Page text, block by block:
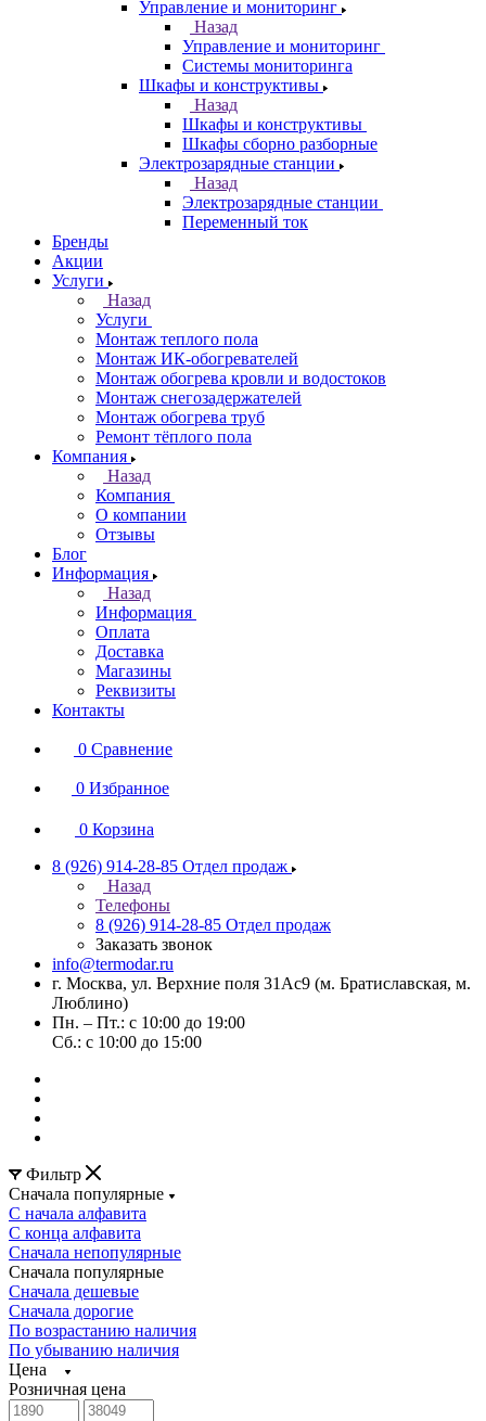
Управление и мониторинг
Назад
Управление и мониторинг
Системы мониторинга
Шкафы и конструктивы
Назад
Шкафы и конструктивы
Шкафы сборно разборные
Электрозарядные станции
Назад
Электрозарядные станции
Переменный ток
Бренды
Акции
Услуги
Назад
Услуги
Монтаж теплого пола
Монтаж ИК-обогревателей
Монтаж обогрева кровли и водостоков
Монтаж снегозадержателей
Монтаж обогрева труб
Ремонт тёплого пола
Компания
Назад
Компания
О компании
Отзывы
Блог
Информация
Назад
Информация
Оплата
Доставка
Магазины
Реквизиты
Контакты
0 Сравнение
0 Избранное
0 Корзина
8 (926) 914-28-85 Отдел продаж
Назад
Телефоны
8 (926) 914-28-85 Отдел продаж
Заказать звонок
info@termodar.ru
г. Москва, ул. Верхние поля 31Ас9 (м. Братиславская, м.
Люблино)
Пн. – Пт.: с 10:00 до 19:00
Сб.: с 10:00 до 15:00
Фильтр
Сначала популярные
С начала алфавита
С конца алфавита
Сначала непопулярные
Сначала популярные
Сначала дешевые
Сначала дорогие
По возрастанию наличия
По убыванию наличия
Цена
Розничная цена